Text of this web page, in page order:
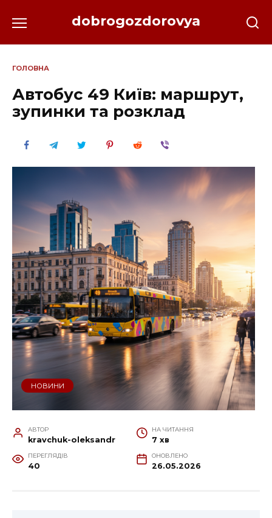
до
dobrogozdorovya
ГОЛОВНА
Автобус 49 Київ: маршрут,
зупинки та розклад
НОВИНИ
АВТОР
kravchuk-oleksandr
НА ЧИТАННЯ
7 хв
ПЕРЕГЛЯДІВ
40
ОНОВЛЕНО
26.05.2026